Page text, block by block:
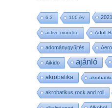
6:3 100 év 2021
active mum life Adolf
adománygyűjtés
Aikido ajánló
akrobatika
akrobatikus rock and roll